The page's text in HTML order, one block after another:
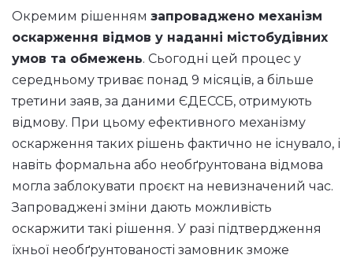
Окремим рішенням запроваджено механізм
оскарження відмов у наданні містобудівних
умов та обмежень. Сьогодні цей процес у
середньому триває понад 9 місяців, а більше
третини заяв, за даними ЄДЕССБ, отримують
відмову. При цьому ефективного механізму
оскарження таких рішень фактично не існувало, і
навіть формальна або необґрунтована відмова
могла заблокувати проєкт на невизначений час.
Запроваджені зміни дають можливість
оскаржити такі рішення. У разі підтвердження
їхньої необґрунтованості замовник зможе